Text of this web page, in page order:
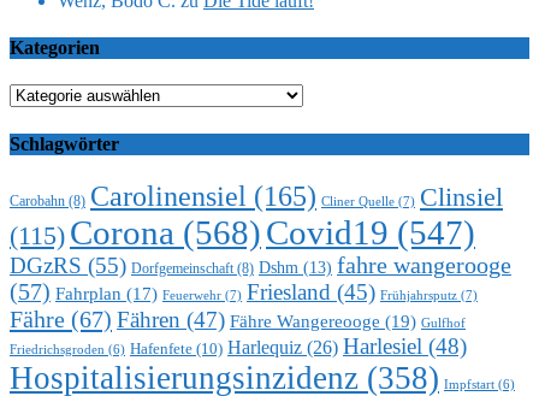
Kategorien
Kategorien
Schlagwörter
Carobahn (8) Carolinensiel (165) Cliner Quelle (7) Clinsiel
(115) Corona (568)Covid19 (547)
DGzRS (55) Dorfgemeinschaft(8) Dshm (13) fahre wangerooge
(57) Fahrplan (17) Feuerwehr (7) Friesland (45) Frühjahrsputz (7)
Fähre (67) Fähren (47) Fähre Wangereooge (19) Gulfhof
Friedrichsgroden (6) Hafenfete (10) Harlequiz (26) Harlesiel (48)
Hospitalisierungsinzidenz (358) Impfstart (6)